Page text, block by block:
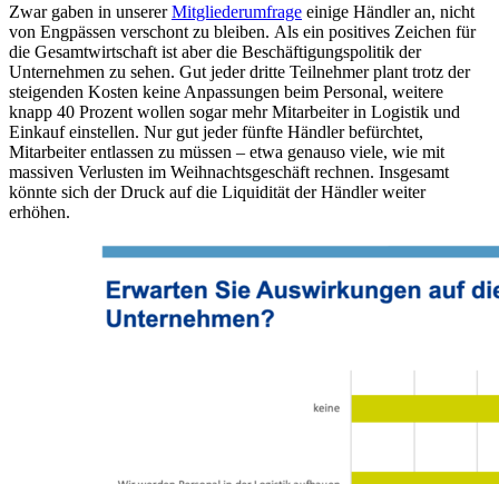
Zwar gaben in unsererMitgliederumfrage einige Händler an, nicht
von Engpässen verschont zu bleiben. Als ein positives Zeichen für
die Gesamtwirtschaft ist aber die Beschäftigungspolitik der
Unternehmen zu sehen. Gut jeder dritte Teilnehmer plant trotz der
steigenden Kosten keine Anpassungen beim Personal, weitere
knapp 40 Prozent wollen sogar mehr Mitarbeiter in Logistik und
Einkauf einstellen. Nur gut jeder fünfte Händler befürchtet,
Mitarbeiter entlassen zu müssen – etwa genauso viele, wie mit
massiven Verlusten im Weihnachtsgeschäft rechnen. Insgesamt
könnte sich der Druck auf die Liquidität der Händler weiter
erhöhen.